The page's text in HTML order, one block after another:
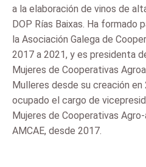
a la elaboración de vinos de
DOP Rías Baixas. Ha formado
la Asociación Galega de
2017 a 2021, y es presidenta
Mujeres de Cooperativas
Mulleres desde su creación en
ocupado el cargo de
Mujeres de Cooperativas
AMCAE, desde 2017.